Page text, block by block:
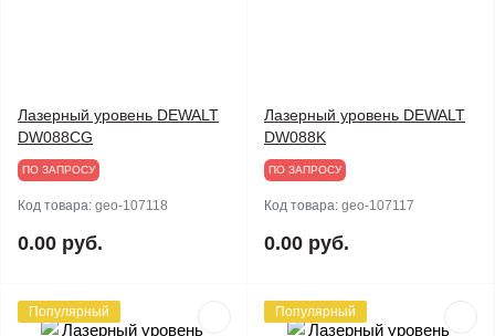
Лазерный уровень DEWALT
DW088CG
ПО ЗАПРОСУ
Код товара: geo-107118
0.00 руб.
Лазерный уровень DEWALT
DW088K
ПО ЗАПРОСУ
Код товара: geo-107117
0.00 руб.
Популярный Популярный